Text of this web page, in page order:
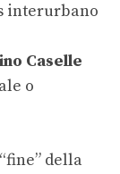
interurbano
Caselle
o
della